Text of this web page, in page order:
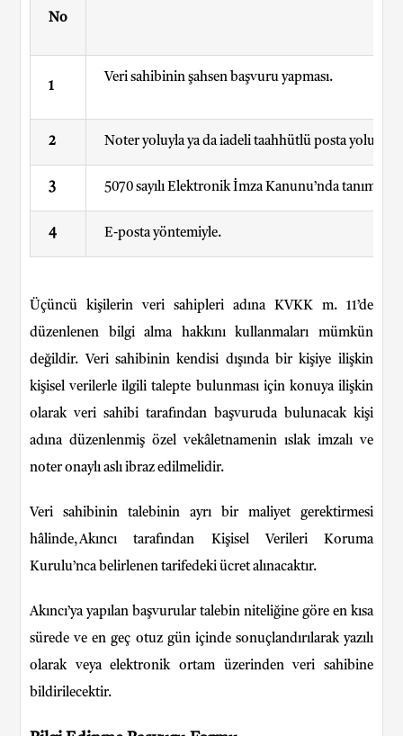
No
1
Veri sahibinin şahsen başvuru yapması.
2 Noter yoluyla ya da iadeli taahhütlü posta yoluyla
3 5070 sayılı Elektronik İmza Kanunu’nda tanımlı
4 E-posta yöntemiyle.
Üçüncü kişilerin veri sahipleri adına KVKK m. 11’de
düzenlenen bilgi alma hakkını kullanmaları mümkün
değildir. Veri sahibinin kendisi dışında bir kişiye ilişkin
kişisel verilerle ilgili talepte bulunması için konuya ilişkin
olarak veri sahibi tarafından başvuruda bulunacak kişi
adına düzenlenmiş özel vekâletnamenin ıslak imzalı ve
noter onaylı aslı ibraz edilmelidir.
Veri sahibinin talebinin ayrı bir maliyet gerektirmesi
hâlinde, Akıncı tarafından Kişisel Verileri Koruma
Kurulu’nca belirlenen tarifedeki ücret alınacaktır.
Akıncı’ya yapılan başvurular talebin niteliğine göre en kısa
sürede ve en geç otuz gün içinde sonuçlandırılarak yazılı
olarak veya elektronik ortam üzerinden veri sahibine
bildirilecektir.